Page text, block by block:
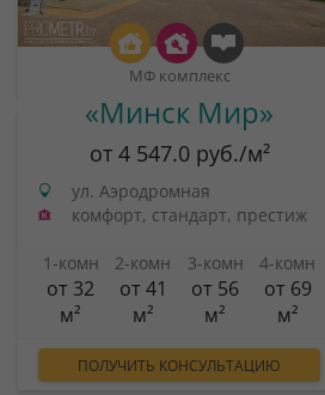
МФ комплекс
«Минск Мир»
от 4 547.0 руб./м²
ул. Аэродромная
комфорт, стандарт, престиж
1-комн
от 32
м²
2-комн
от 41
м²
3-комн
от 56
м²
4-комн
от 69
м²
ПОЛУЧИТЬ КОНСУЛЬТАЦИЮ